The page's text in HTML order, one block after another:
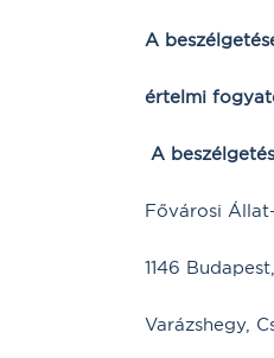
A
értelmi
A
Fővárosi
1146
Varázshegy,